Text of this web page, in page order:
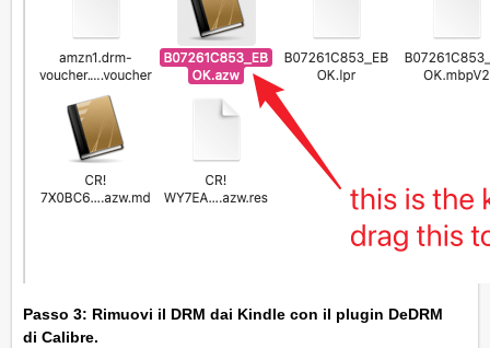
Passo 3: Rimuovi il DRM dai Kindle con il plugin DeDRM
di Calibre.